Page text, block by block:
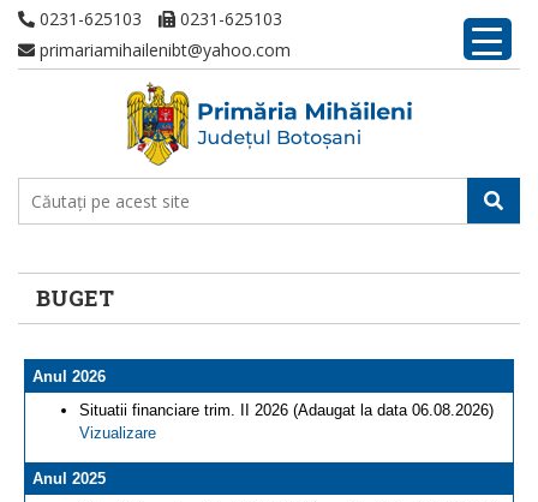
0231-625103
0231-625103
primariamihailenibt@yahoo.com
BUGET
Anul 2026
Situatii financiare trim. II 2026 (Adaugat la data 06.08.2026)
Vizualizare
Anul 2025